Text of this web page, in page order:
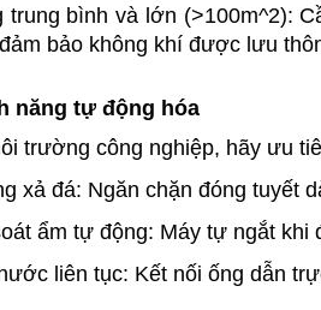
trung bình và lớn (>100m^2):
bảo không khí được lưu
năng tự động hóa
trường công nghiệp, hãy ưu
xả đá: Ngăn chặn đóng tuyết
ẩm tự động: Máy tự ngắt
liên tục: Kết nối ống dẫn